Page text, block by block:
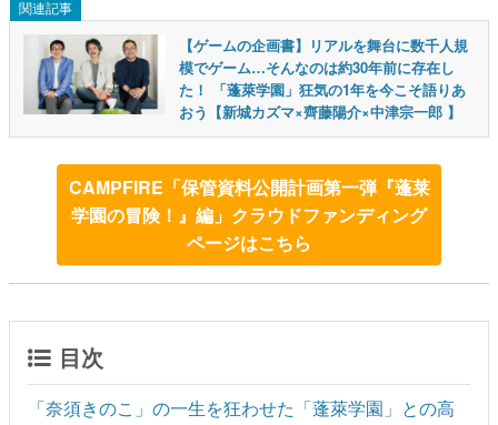
関連記事
【ゲームの企画書】リアルを舞台に数千人規
模でゲーム…そんなのは約30年前に存在し
た！ 「蓬萊学園」狂気の1年を今こそ語りあ
おう【新城カズマ×齊藤陽介×中津宗一郎 】
CAMPFIRE「保管資料公開計画第一弾『蓬莱
学園の冒険！』編」クラウドファンディング
ページはこちら
目次
「奈須きのこ」の一生を狂わせた「蓬萊学園」との高